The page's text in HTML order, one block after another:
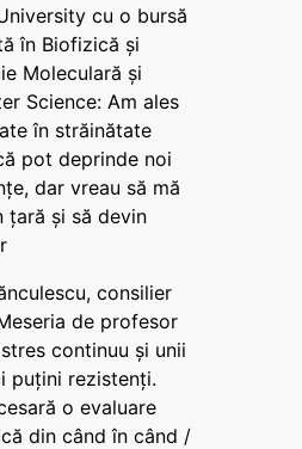
cu o bursă
în Biofizică și
Moleculară și
Science: Am ales
în străinătate
pot deprinde noi
dar vreau să mă
țară și să devin
consilier
de profesor
continuu și unii
puțini rezistenți.
o evaluare
din când în când /